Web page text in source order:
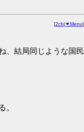
[2ch| ▼Menu]
、結局同じような国民
。